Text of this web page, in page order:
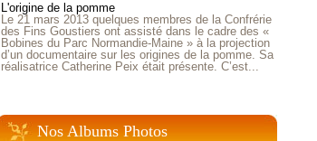
L'origine de la pomme
Le 21 mars 2013 quelques membres de la Confrérie
des Fins Goustiers ont assisté dans le cadre des «
Bobines du Parc Normandie-Maine » à la projection
d’un documentaire sur les origines de la pomme. Sa
réalisatrice Catherine Peix était présente. C’est...
Nos Albums Photos